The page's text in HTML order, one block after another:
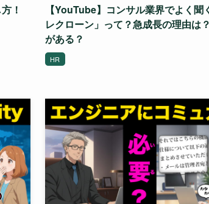
！
【YouTube】コンサル業界でよく聞
レクローン」って？急成長の理由は
がある？
HR